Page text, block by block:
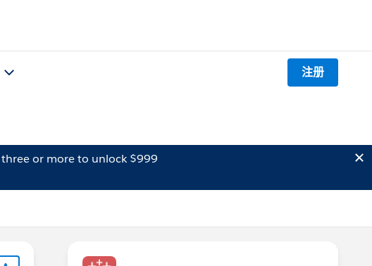
注册
three or more to unlock $999